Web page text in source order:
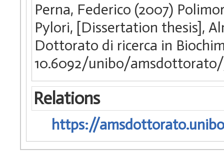
Perna, Federico (2007)
Pylori, [Dissertation thesis],
Dottorato di ricerca in
10.6092/unibo/amsdottorato/
Relations
https://